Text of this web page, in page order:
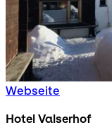
Webseite
Hotel Valserhof